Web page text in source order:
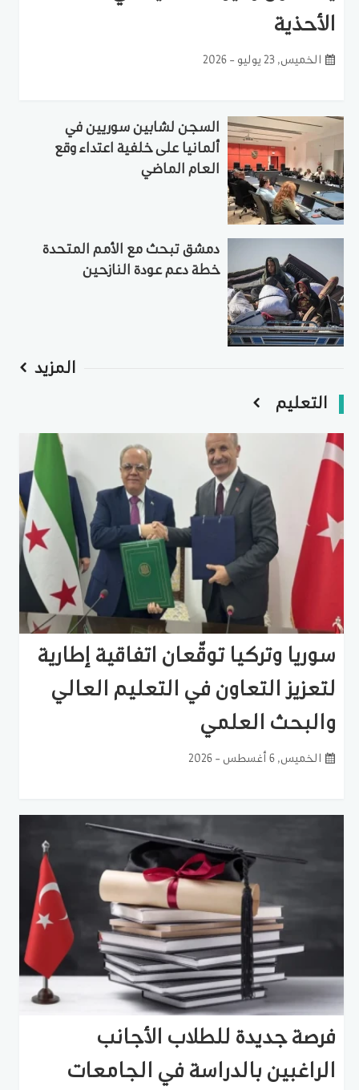
الأحذية
الخميس, 23 يوليو - 2026
السجن لشابين سوريين في
ألمانيا على خلفية اعتداء وقع
العام الماضي
دمشق تبحث مع الأمم المتحدة
خطة دعم عودة النازحين
المزيد
التعليم
سوريا وتركيا توقّعان اتفاقية إطارية
لتعزيز التعاون في التعليم العالي
والبحث العلمي
الخميس, 6 أغسطس - 2026
فرصة جديدة للطلاب الأجانب
الراغبين بالدراسة في الجامعات